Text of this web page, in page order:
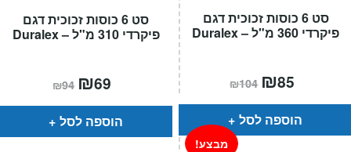
סט 6 כוסות זכוכית דגם
פיקרדי 310 מ"ל – Duralex
₪94 המחיר
המקורי
היה:
₪94.
₪69
הוא:
הוספה לסל
סט 6 כוסות זכוכית דגם
פיקרדי 360 מ"ל – Duralex
₪104 המחיר
המקורי
היה:
₪104.
₪85
הוא:
הוספה לסל
מבצע!